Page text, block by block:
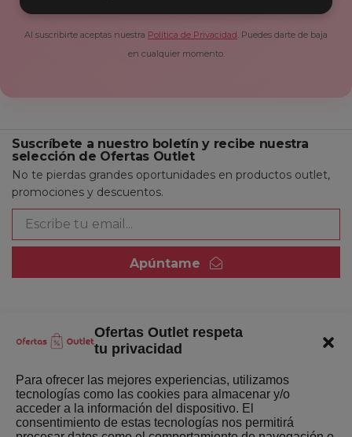
Ofertas Outlet respeta
tu privacidad
Para ofrecer las mejores experiencias, utilizamos
tecnologías como las cookies para almacenar y/o
acceder a la información del dispositivo. El
consentimiento de estas tecnologías nos permitirá
Al suscribirte aceptas nuestra Política de Privacidad. Puedes darte de baja
en cualquier momento.
Suscríbete a nuestro boletín y recibe nuestra
selección de Ofertas Outlet
No te pierdas grandes oportunidades en productos outlet,
promociones y descuentos.
Apúntame
Quienes somos
Últimas Novedades